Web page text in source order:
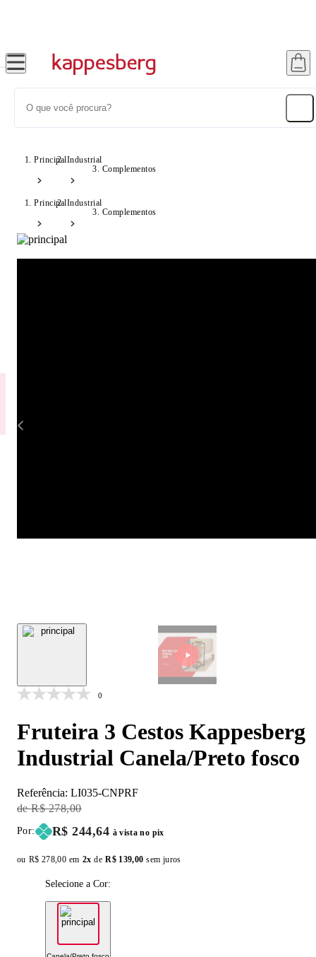
PrincipalIndustrial
Complementos
PrincipalIndustrial
Complementos
0
Fruteira 3 Cestos Kappesberg
Industrial Canela/Preto fosco
Referência: LI035-CNPRF
Original Price:
R$ 278,00
Por: Price:
R$ 244,64 à vista no pix
ou Original price:
R$ 278,00 em 2x de Installment price:
R$ 139,00 sem juros
Selecione a Cor: